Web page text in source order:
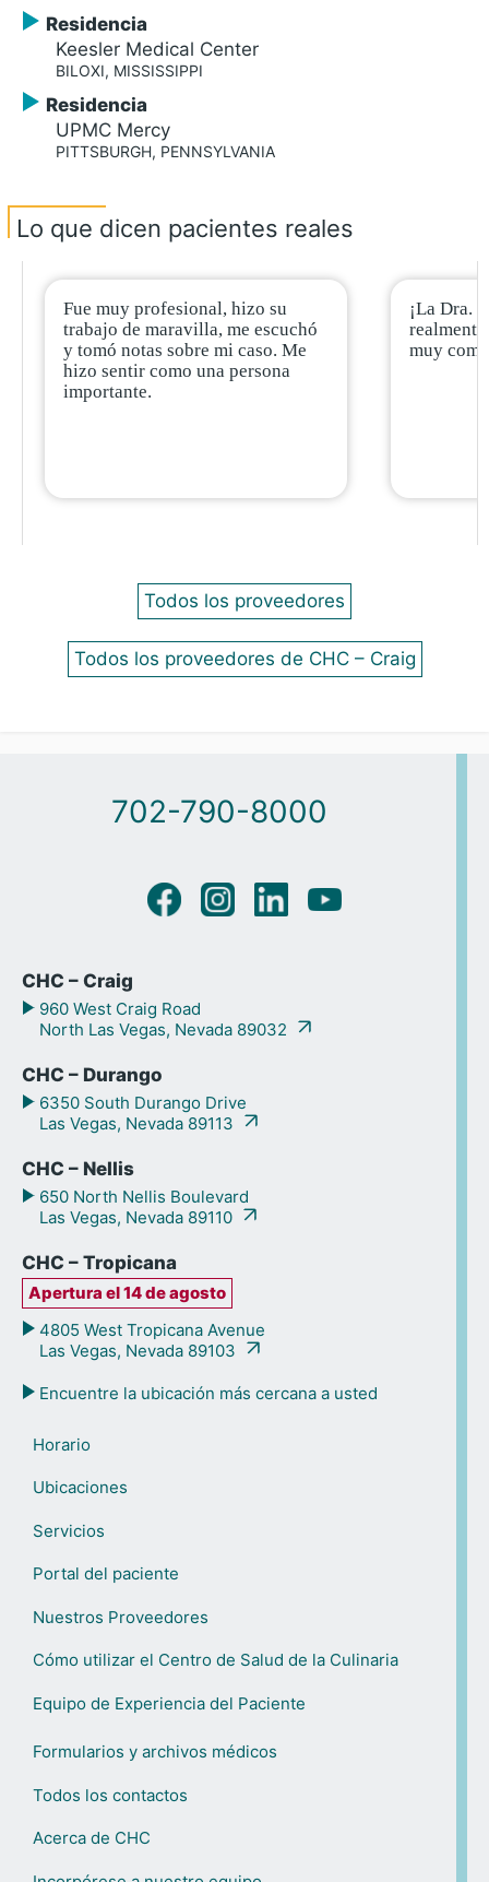
Residencia
Keesler Medical Center
BILOXI, MISSISSIPPI
Residencia
UPMC Mercy
PITTSBURGH, PENNSYLVANIA
Lo que dicen pacientes reales
Fue muy profesional, hizo su
trabajo de maravilla, me escuchó
y tomó notas sobre mi caso. Me
hizo sentir como una persona
importante.
¡La Dra.
muy
Todos los proveedores
Todos los proveedores de CHC – Craig
702-790-8000
CHC – Craig
960 West Craig Road
North Las Vegas, Nevada 89032
CHC – Durango
6350 South Durango Drive
Las Vegas, Nevada 89113
CHC – Nellis
650 North Nellis Boulevard
Las Vegas, Nevada 89110
CHC – Tropicana
Apertura el 14 de agosto
4805 West Tropicana Avenue
Las Vegas, Nevada 89103
Encuentre la ubicación más cercana a usted
Horario
Ubicaciones
Servicios
Portal del paciente
Nuestros Proveedores
Cómo utilizar el Centro de Salud de la Culinaria
Equipo de Experiencia del Paciente
Formularios y archivos médicos
Todos los contactos
Acerca de CHC